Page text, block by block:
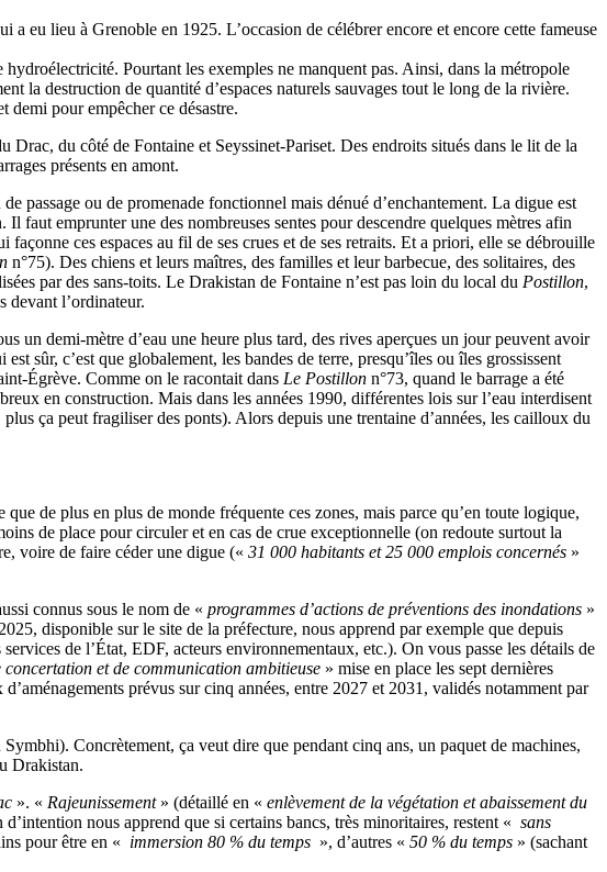
a eu lieu à Grenoble en 1925. L’occasion de célébrer encore et encore cette fameuse
Pourtant les exemples ne manquent pas. Ainsi, dans la métropole
la destruction de quantité d’espaces naturels sauvages tout le long de la rivière.
demi pour empêcher ce désastre.
du côté de Fontaine et Seyssinet-Pariset. Des endroits situés dans le lit de la
présents en amont.
passage ou de promenade fonctionnel mais dénué d’enchantement. La digue est
faut emprunter une des nombreuses sentes pour descendre quelques mètres afin
ces espaces au fil de ses crues et de ses retraits. Et a priori, elle se débrouille
n°75). Des chiens et leurs maîtres, des familles et leur barbecue, des solitaires, des
par des sans-toits. Le Drakistan de Fontaine n’est pas loin du local du Postillon,
devant l’ordinateur.
un demi-mètre d’eau une heure plus tard, des rives aperçues un jour peuvent avoir
sûr, c’est que globalement, les bandes de terre, presqu’îles ou îles grossissent
Égrève. Comme on le racontait dans Le Postillon n°73, quand le barrage a été
en construction. Mais dans les années 1990, différentes lois sur l’eau interdisent
ça peut fragiliser des ponts). Alors depuis une trentaine d’années, les cailloux du
de plus en plus de monde fréquente ces zones, mais parce qu’en toute logique,
de place pour circuler et en cas de crue exceptionnelle (on redoute surtout la
voire de faire céder une digue (« 31 000 habitants et 25 000 emplois concernés »
connus sous le nom de « programmes d’actions de préventions des inondations »
disponible sur le site de la préfecture, nous apprend par exemple que depuis
de l’État, EDF, acteurs environnementaux, etc.). On vous passe les détails de
concertation et de communication ambitieuse » mise en place les sept dernières
prévus sur cinq années, entre 2027 et 2031, validés notamment par
Concrètement, ça veut dire que pendant cinq ans, un paquet de machines,
Drakistan.
». « Rajeunissement» (détaillé en « enlèvement de la végétation et abaissement du
nous apprend que si certains bancs, très minoritaires, restent « sans
pour être en « immersion 80 % du temps », d’autres « 50 % du temps » (sachant